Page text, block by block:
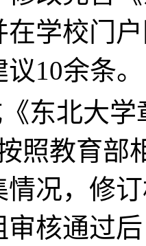
在学校门
议10余条。
东北大
照教育部
情况，修
审核通过